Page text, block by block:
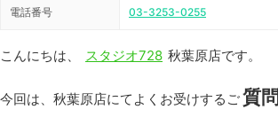
電話番号 03-3253-0255
こんにちは、 スタジオ728 秋葉原店です。
今回は、秋葉原店にてよくお受けするご質問